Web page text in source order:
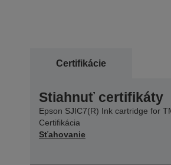
Certifikácie
Stiahnuť certifikáty
Epson SJIC7(R) Ink cartridge for
Certifikácia
Sťahovanie